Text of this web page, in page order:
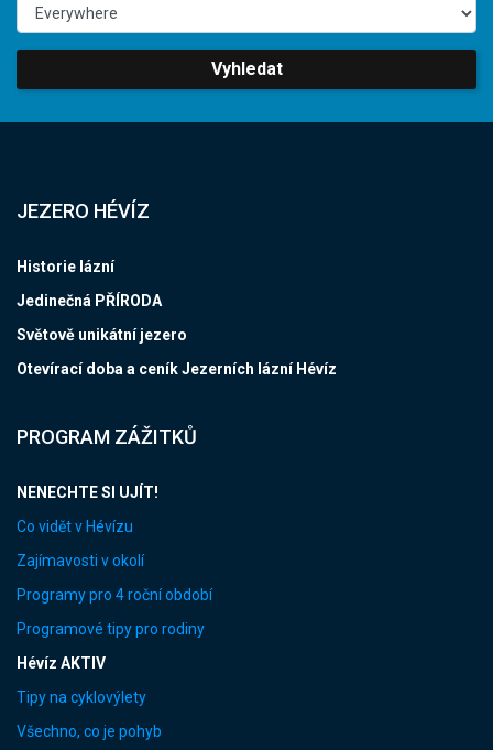
Vyhledat
JEZERO HÉVÍZ
Historie lázní
Jedinečná PŘÍRODA
Světově unikátní jezero
Otevírací doba a ceník Jezerních lázní Hévíz
PROGRAM ZÁŽITKŮ
NENECHTE SI UJÍT!
Co vidět v Hévízu
Zajímavosti v okolí
Programy pro 4 roční období
Programové tipy pro rodiny
Hévíz AKTIV
Tipy na cyklovýlety
Všechno, co je pohyb